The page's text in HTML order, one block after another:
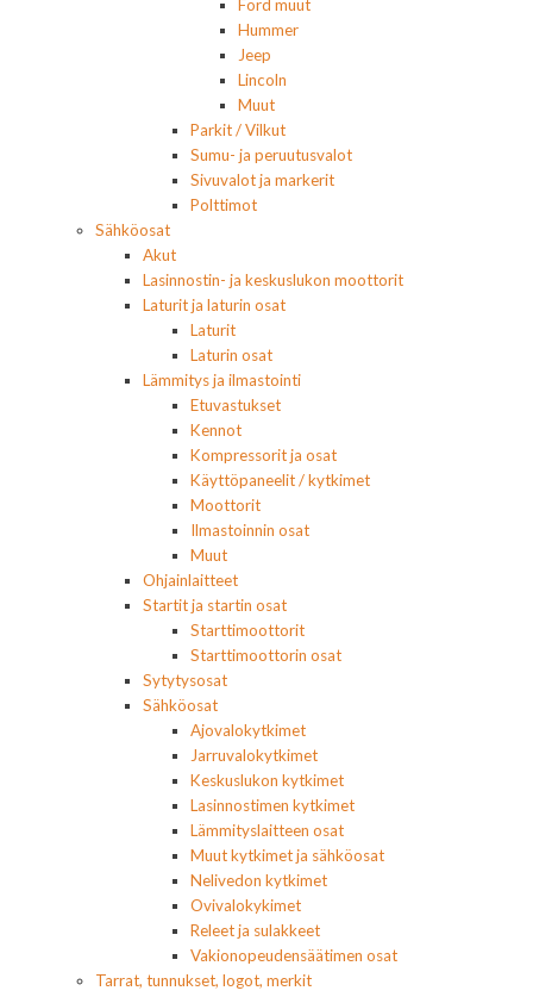
Ford muut
Hummer
Jeep
Lincoln
Muut
Parkit / Vilkut
Sumu- ja peruutusvalot
Sivuvalot ja markerit
Polttimot
Sähköosat
Akut
Lasinnostin- ja keskuslukon moottorit
Laturit ja laturin osat
Laturit
Laturin osat
Lämmitys ja ilmastointi
Etuvastukset
Kennot
Kompressorit ja osat
Käyttöpaneelit / kytkimet
Moottorit
Ilmastoinnin osat
Muut
Ohjainlaitteet
Startit ja startin osat
Starttimoottorit
Starttimoottorin osat
Sytytysosat
Sähköosat
Ajovalokytkimet
Jarruvalokytkimet
Keskuslukon kytkimet
Lasinnostimen kytkimet
Lämmityslaitteen osat
Muut kytkimet ja sähköosat
Nelivedon kytkimet
Ovivalokykimet
Releet ja sulakkeet
Vakionopeudensäätimen osat
Tarrat, tunnukset, logot, merkit